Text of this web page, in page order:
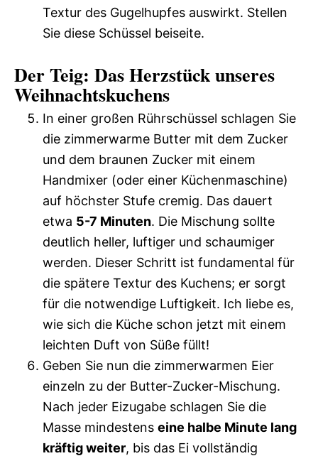
Textur des Gugelhupfes auswirkt. Stellen
Sie diese Schüssel beiseite.
Der Teig: Das Herzstück unseres
Weihnachtskuchens
In einer großen Rührschüssel schlagen Sie
die zimmerwarme Butter mit dem Zucker
und dem braunen Zucker mit einem
Handmixer (oder einer Küchenmaschine)
auf höchster Stufe cremig. Das dauert
etwa 5-7 Minuten. Die Mischung sollte
deutlich heller, luftiger und schaumiger
werden. Dieser Schritt ist fundamental für
die spätere Textur des Kuchens; er sorgt
für die notwendige Luftigkeit. Ich liebe es,
wie sich die Küche schon jetzt mit einem
leichten Duft von Süße füllt!
Geben Sie nun die zimmerwarmen Eier
einzeln zu der Butter-Zucker-Mischung.
Nach jeder Eizugabe schlagen Sie die
Masse mindestens eine halbe Minute lang
kräftig weiter, bis das Ei vollständig